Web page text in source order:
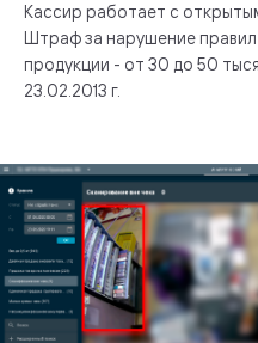
Кассир работает с
Штраф за нарушение
продукции - от 30 до 50
23.02.2013 г.